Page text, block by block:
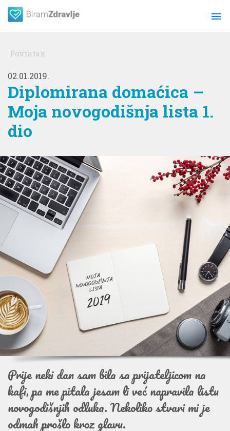
menu
Povratak
02.01.2019.
Diplomirana domaćica –
Moja novogodišnja lista 1.
dio
Prije neki dan sam bila sa prijateljicom na
kafi, pa me pitala jesam li već napravila listu
novogodišnjih odluka. Nekoliko stvari mi je
odmah prošlo kroz glavu.